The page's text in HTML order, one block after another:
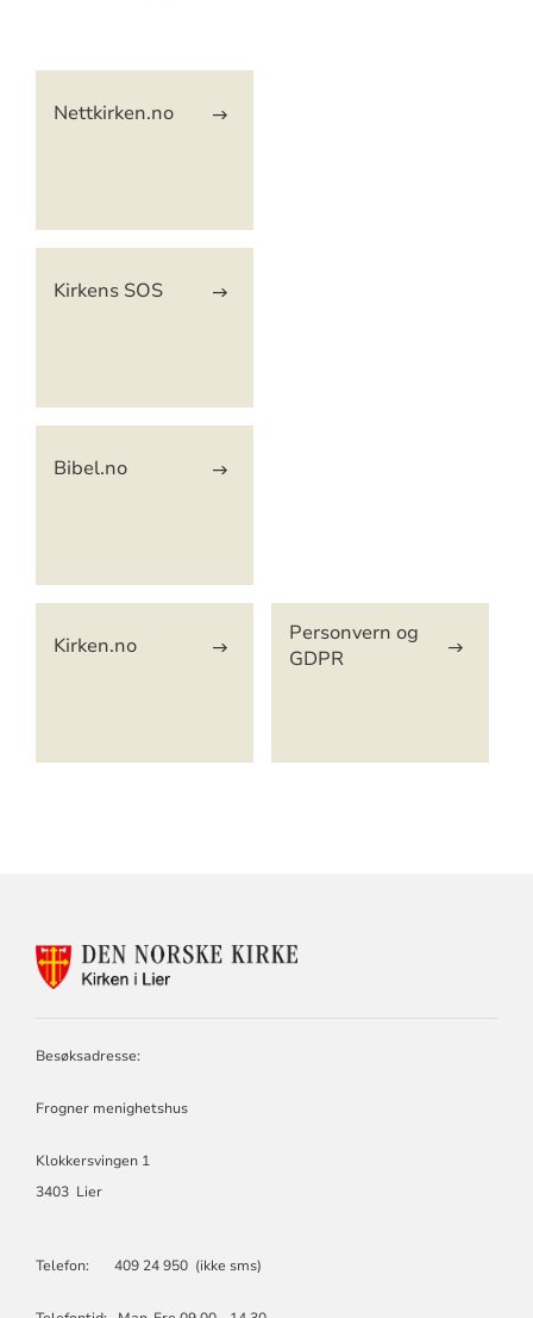
Nettkirken.no
Kirkens SOS
Bibel.no
Kirken.no
Personvern og
GDPR
KONTAKTINFORMASJON
Besøksadresse:
Frogner menighetshus
Klokkersvingen 1
3403 Lier
Telefon: 409 24 950 (ikke sms)